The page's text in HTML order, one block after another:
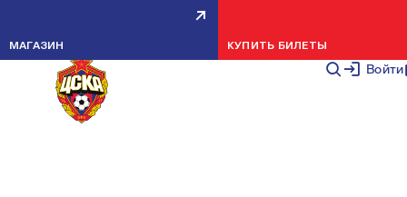
Войти
МАГАЗИН КУПИТЬ БИЛЕТЫ
КИРИЛЛ НАБАБКИН ПОЛУЧИЛ
ТРАВМУ КОЛЕНА
НОВОСТИ КОМАНДЫ